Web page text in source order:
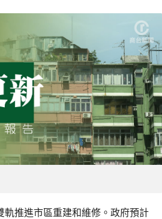
軌推進市區重建和維修。政府預計